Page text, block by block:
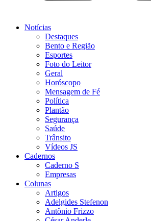
Notícias
Destaques
Bento e Região
Esportes
Foto do Leitor
Geral
Horóscopo
Mensagem de Fé
Política
Plantão
Segurança
Saúde
Trânsito
Vídeos JS
Cadernos
Caderno S
Empresas
Colunas
Artigos
Adelgides Stefenon
Antônio Frizzo